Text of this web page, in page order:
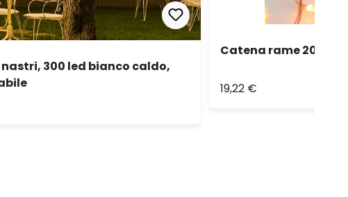
300 led bianco caldo,
Catena rame 20 m,
19,22 €